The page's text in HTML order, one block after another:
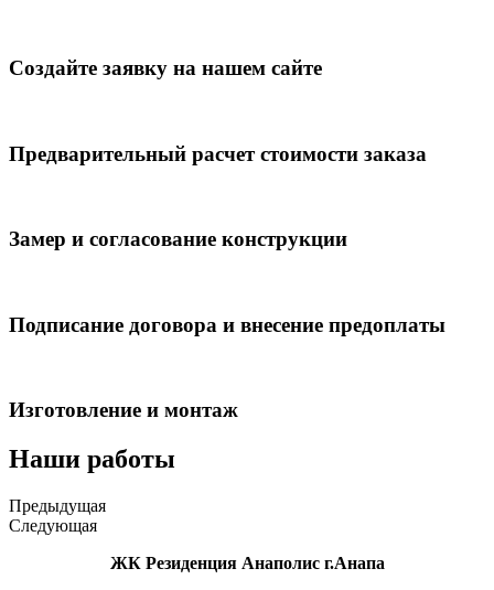
Создайте заявку на нашем сайте
Предварительный расчет стоимости заказа
Замер и согласование конструкции
Подписание договора и внесение предоплаты
Изготовление и монтаж
Наши работы
Предыдущая
Следующая
ЖК Резиденция Анаполис г.Анапа